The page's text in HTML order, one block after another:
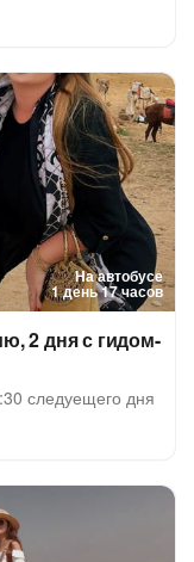
На автобусе
1 день 17 часов
2 дня с гидом-
следуещего дня